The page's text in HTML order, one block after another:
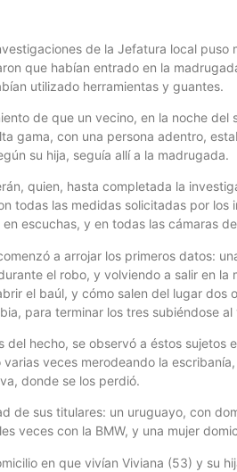
de la Jefatura local puso
que habían entrado en la
utilizado herramientas y guantes.
de que un vecino, en la noche del
gama, con una persona adentro,
su hija, seguía allí a la madrugada.
quien, hasta completada la
todas las medidas solicitadas por los
escuchas, y en todas las cámaras
a arrojar los primeros datos:
el robo, y volviendo a salir en la
el baúl, y cómo salen del lugar dos
para terminar los tres subiéndose
del hecho, se observó a éstos sujetos
veces merodeando la
donde se los perdió.
de sus titulares: un uruguayo, con
veces con la BMW, y una mujer
en que vivían Viviana (53) y su